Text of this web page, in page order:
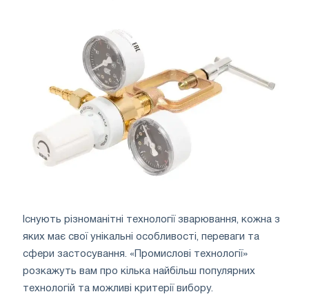
Існують різноманітні технології зварювання, кожна з
яких має свої унікальні особливості, переваги та
сфери застосування. «Промислові технології»
розкажуть вам про кілька найбільш популярних
технологій та можливі критерії вибору.